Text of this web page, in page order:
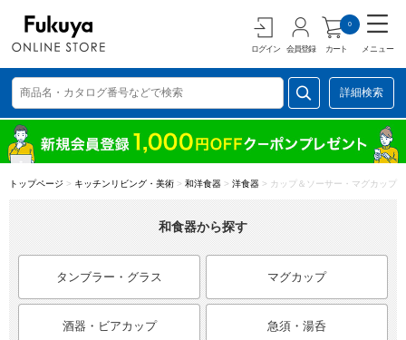
ログイン 会員登録 カート
0
メニュー
詳細検索
トップページ > キッチンリビング・美術 > 和洋食器 > 洋食器 > カップ＆ソーサー・マグカップ
和食器から探す
タンブラー・グラス マグカップ
酒器・ビアカップ 急須・湯呑